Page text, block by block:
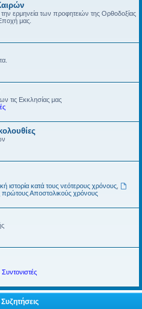
την ερμηνεία των προφητειών της Ορθοδοξίας
μας.
τις Εκκλησίας μας
ιστορία κατά τους νεότερους χρόνους,
πρώτους Αποστολικούς χρόνους
Συντονιστές
Συζητήσεις